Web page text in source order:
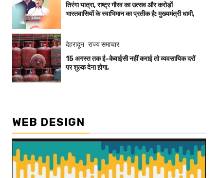
तिरंगा यात्रा, राष्ट्र गौरव का उत्सव और करोड़ों
भारतवासियों के स्वाभिमान का प्रतीक है: मुख्यमंत्री धामी,
देहरादून राज्य समाचार
15 अगस्त तक ई-केवाईसी नहीं कराई तो व्यवसायिक दरों
पर शुल्क देना होगा,
WEB DESIGN